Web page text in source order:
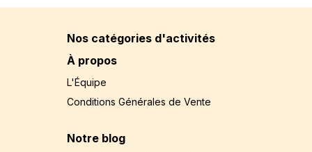
Nos catégories d'activités
À propos
L'Équipe
Conditions Générales de Vente
Notre blog